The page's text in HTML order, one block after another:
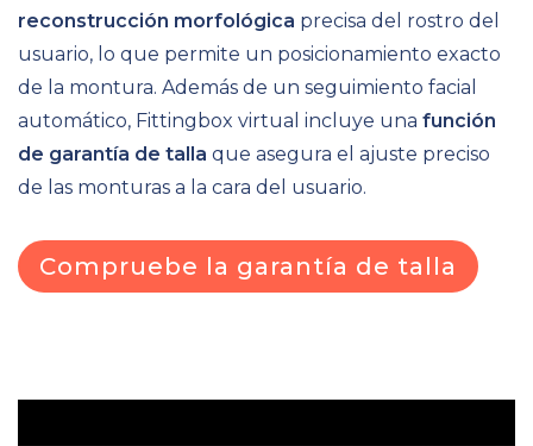
reconstrucción morfológica precisa del rostro del
usuario, lo que permite un posicionamiento exacto
de la montura. Además de un seguimiento facial
automático, Fittingbox virtual incluye una función
de garantía de talla que asegura el ajuste preciso
de las monturas a la cara del usuario.
Compruebe la garantía de talla